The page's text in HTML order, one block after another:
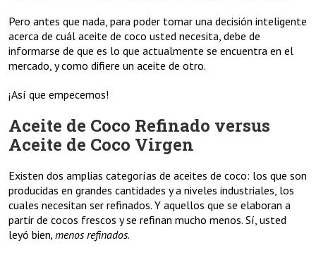
Pero antes que nada, para poder tomar una decisión inteligente
acerca de cuál aceite de coco usted necesita, debe de
informarse de que es lo que actualmente se encuentra en el
mercado, y como difiere un aceite de otro.
¡Así que empecemos!
Aceite de Coco Refinado versus
Aceite de Coco Virgen
Existen dos amplias categorías de aceites de coco: los que son
producidas en grandes cantidades y a niveles industriales, los
cuales necesitan ser refinados. Y aquellos que se elaboran a
partir de cocos frescos y se refinan mucho menos. Sí, usted
leyó bien, menos refinados.